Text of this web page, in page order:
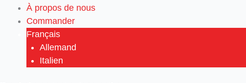
À propos de nous
Commander
Français
Allemand
Italien